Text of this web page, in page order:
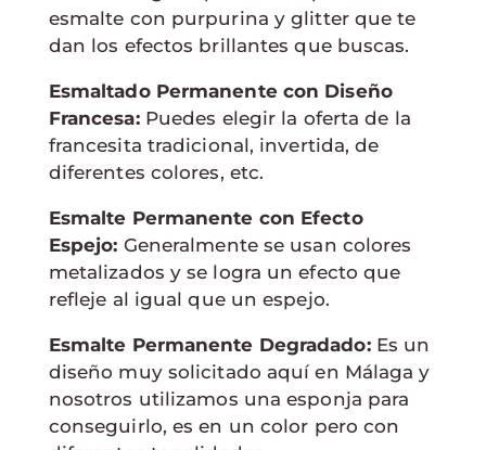
esmalte con purpurina y glitter que te
dan los efectos brillantes que buscas.
Esmaltado Permanente con Diseño
Francesa:Puedes elegir la oferta de la
francesita tradicional, invertida, de
diferentes colores, etc.
Esmalte Permanente con Efecto
Espejo: Generalmente se usan colores
metalizados y se logra un efecto que
refleje al igual que un espejo.
Esmalte Permanente Degradado:Es un
diseño muy solicitado aquí en Málaga y
nosotros utilizamos una esponja para
conseguirlo, es en un color pero con